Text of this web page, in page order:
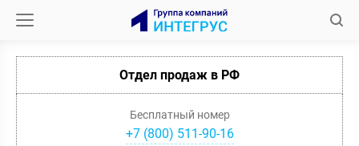
Отдел продаж в РФ
Бесплатный номер
+7 (800) 511-90-16